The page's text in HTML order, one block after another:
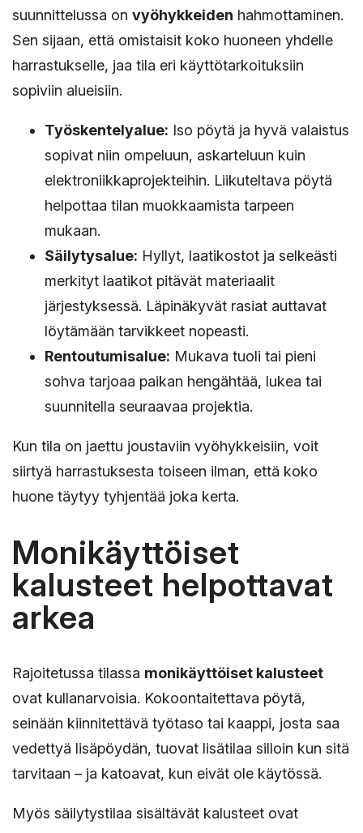
suunnittelussa on vyöhykkeiden hahmottaminen.
Sen sijaan, että omistaisit koko huoneen yhdelle
harrastukselle, jaa tila eri käyttötarkoituksiin
sopiviin alueisiin.
Työskentelyalue: Iso pöytä ja hyvä valaistus
sopivat niin ompeluun, askarteluun kuin
elektroniikkaprojekteihin. Liikuteltava pöytä
helpottaa tilan muokkaamista tarpeen
mukaan.
Säilytysalue: Hyllyt, laatikostot ja selkeästi
merkityt laatikot pitävät materiaalit
järjestyksessä. Läpinäkyvät rasiat auttavat
löytämään tarvikkeet nopeasti.
Rentoutumisalue: Mukava tuoli tai pieni
sohva tarjoaa paikan hengähtää, lukea tai
suunnitella seuraavaa projektia.
Kun tila on jaettu joustaviin vyöhykkeisiin, voit
siirtyä harrastuksesta toiseen ilman, että koko
huone täytyy tyhjentää joka kerta.
Monikäyttöiset
kalusteet helpottavat
arkea
Rajoitetussa tilassa monikäyttöiset kalusteet
ovat kullanarvoisia. Kokoontaitettava pöytä,
seinään kiinnitettävä työtaso tai kaappi, josta saa
vedettyä lisäpöydän, tuovat lisätilaa silloin kun sitä
tarvitaan – ja katoavat, kun eivät ole käytössä.
Myös säilytystilaa sisältävät kalusteet ovat